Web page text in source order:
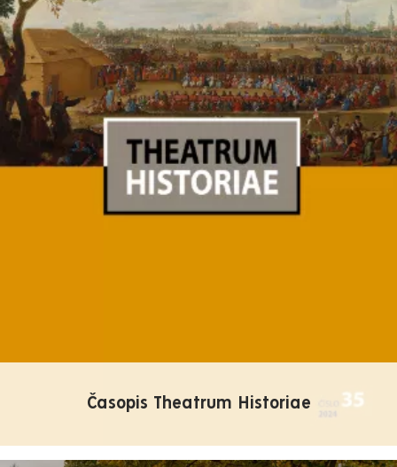
Časopis Theatrum Historiae